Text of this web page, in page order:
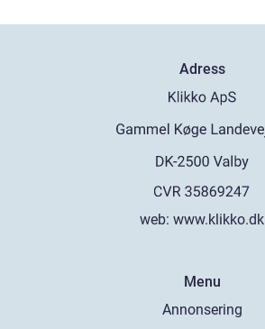
Adress
web: www.klikko.dk
Menu
Annonsering